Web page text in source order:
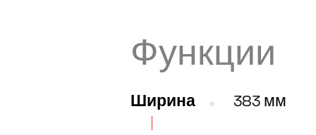
Функции
Ширина 383 мм